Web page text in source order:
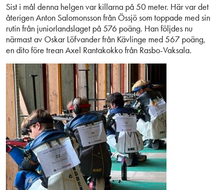
Sist i mål denna helgen var killarna på 50 meter. Här var det
återigen Anton Salomonsson från Össjö som toppade med sin
rutin från juniorlandslaget på 576 poäng. Han följdes nu
närmast av Oskar Löfvander från Kävlinge med 567 poäng,
en dito före trean Axel Rantakokko från Rasbo-Vaksala.